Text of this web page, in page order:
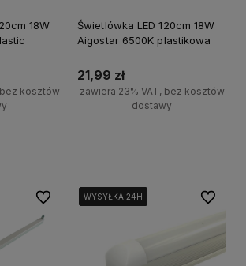
18W
kosztów
Świetlówka LED 120cm 18W
Aigostar 6500K plastikowa
21,99 zł
zawiera 23% VAT, bez kosztów
dostawy
Do ulubionychWYSYŁKA 24H
WYSYŁKA 24H
WYSYŁKA 24H
WYSYŁKA 24H Do